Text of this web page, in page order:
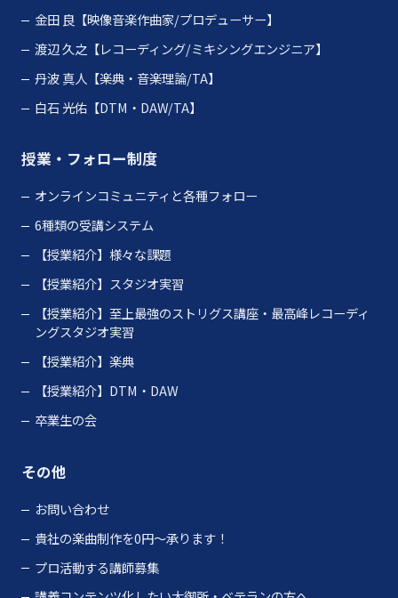
金田 良【映像音楽作曲家/プロデューサー】
渡辺 久之【レコーディング/ミキシングエンジニア】
丹波 真人【楽典・音楽理論/TA】
白石 光佑【DTM・DAW/TA】
授業・フォロー制度
オンラインコミュニティと各種フォロー
6種類の受講システム
【授業紹介】様々な課題
【授業紹介】スタジオ実習
【授業紹介】至上最強のストリグス講座・最高峰レコーディ
ングスタジオ実習
【授業紹介】楽典
【授業紹介】DTM・DAW
卒業生の会
その他
お問い合わせ
貴社の楽曲制作を0円～承ります！
プロ活動する講師募集